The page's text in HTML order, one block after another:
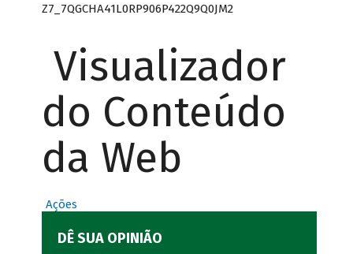
Z7_7QGCHA41L0RP906P422Q9Q0JM2
Visualizador
do Conteúdo
da Web
Ações
DÊ SUA OPINIÃO